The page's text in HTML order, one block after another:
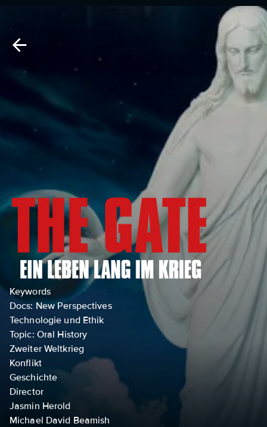
Keywords
Docs: New Perspectives
Technologie und Ethik
Topic: Oral History
Zweiter Weltkrieg
Konflikt
Geschichte
Director
Jasmin Herold
Michael David Beamish